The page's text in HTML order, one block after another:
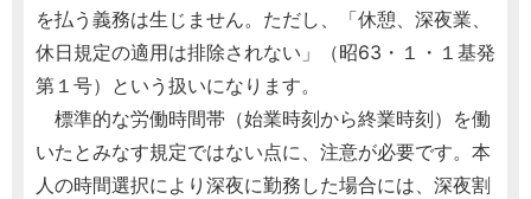
を払う義務は生じません。ただし、「休憩、深夜業、
休日規定の適用は排除されない」（昭63・１・１基発
第１号）という扱いになります。
標準的な労働時間帯（始業時刻から終業時刻）を働
いたとみなす規定ではない点に、注意が必要です。本
人の時間選択により深夜に勤務した場合には、深夜割